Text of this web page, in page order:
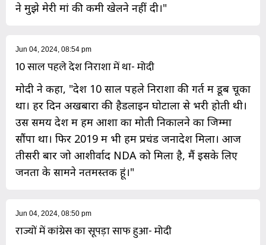
ने मुझे मेरी मां की कमी खेलने नहीं दी।"
Jun 04, 2024, 08:54 pm
10 साल पहले देश निराशा में था- मोदी
मोदी ने कहा, "देश 10 साल पहले निराशा की गर्त में डूब चूका
था। हर दिन अखबारों की हैडलाइन घोटालों से भरी होती थी।
उस समय देश में हमें आशा का मोती निकालने का जिम्मा
सौंपा था। फिर 2019 में भी हमें प्रचंड जनादेश मिला। आज
तीसरी बार जो आशीर्वाद NDA को मिला है, मैं इसके लिए
जनता के सामने नतमस्तक हूं।"
Jun 04, 2024, 08:50 pm
राज्यों में कांग्रेस का सूपड़ा साफ हुआ- मोदी